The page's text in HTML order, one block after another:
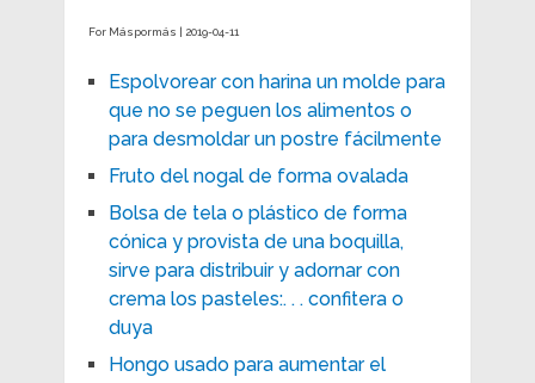
For Máspormás | 2019-04-11
Espolvorear con harina un molde para
que no se peguen los alimentos o
para desmoldar un postre fácilmente
Fruto del nogal de forma ovalada
Bolsa de tela o plástico de forma
cónica y provista de una boquilla,
sirve para distribuir y adornar con
crema los pasteles:. . . confitera o
duya
Hongo usado para aumentar el